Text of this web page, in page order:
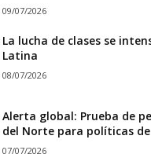
09/07/2026
La lucha de clases se
Latina
08/07/2026
Alerta global: Prueba de
del Norte para políticas de
07/07/2026